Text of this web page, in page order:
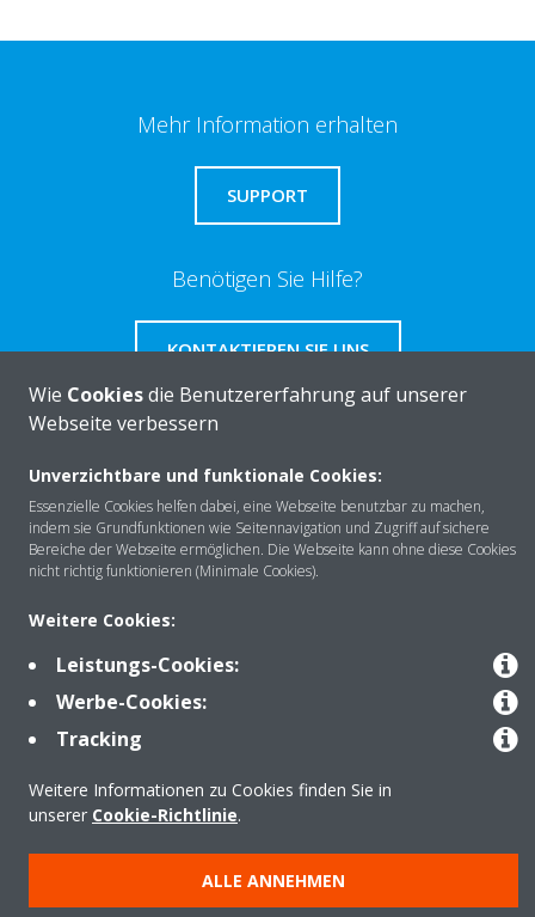
Mehr Information erhalten
SUPPORT
Benötigen Sie Hilfe?
KONTAKTIEREN SIE UNS
Über DAIKIN
Anwendungsbereiche
Kontakt
Copyright © Daikin
Wie Cookiesdie Benutzererfahrung auf unserer
Webseite verbessern
Unverzichtbare und funktionale Cookies:
Essenzielle Cookies helfen dabei, eine Webseite benutzbar zu machen,
indem sie Grundfunktionen wie Seitennavigation und Zugriff auf sichere
Bereiche der Webseite ermöglichen. Die Webseite kann ohne diese Cookies
nicht richtig funktionieren (Minimale Cookies).
Weitere Cookies:
Leistungs-Cookies:
Werbe-Cookies:
Tracking
Weitere Informationen zu Cookies finden Sie in
unserer Cookie-Richtlinie.
ALLE ANNEHMEN